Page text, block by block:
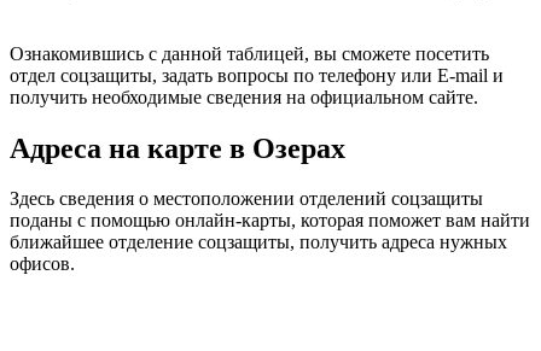
Ознакомившись с данной таблицей, вы сможете посетить
отдел соцзащиты, задать вопросы по телефону или E-mail и
получить необходимые сведения на официальном сайте.
Адреса на карте в Озерах
Здесь сведения о местоположении отделений соцзащиты
поданы с помощью онлайн-карты, которая поможет вам найти
ближайшее отделение соцзащиты, получить адреса нужных
офисов.